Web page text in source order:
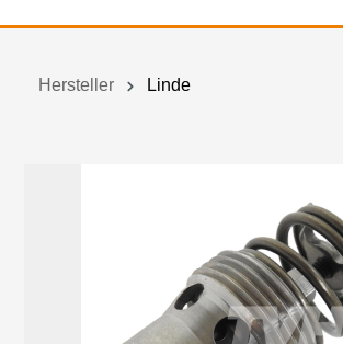
Hersteller Linde